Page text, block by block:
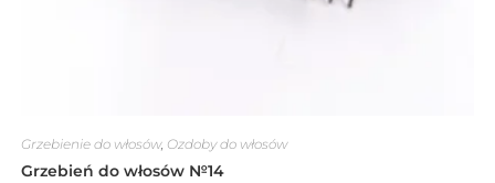
Grzebienie do włosów, Ozdoby do włosów
Grzebień do włosów №14